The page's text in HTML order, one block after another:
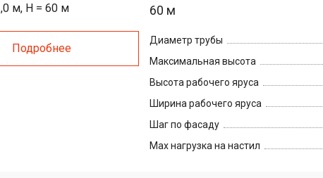
Подробнее
60 м
Диаметр трубы
Максимальная высота
Высота рабочего яруса
Ширина рабочего яруса
Шаг по фасаду
Max нагрузка на настил